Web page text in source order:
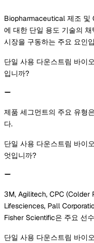
Biopharmaceutical 제조 및
에 대한 단일 용도 기술의
시장을 구동하는 주요 요인
단일 사용 다운스트림 바이
입니까?
제품 세그먼트의 주요 유형
다.
단일 사용 다운스트림 바이
엇입니까?
3M, Agilitech, CPC
Lifesciences, Pall
Fisher Scientific은 주요 선
단일 사용 다운스트림 바이